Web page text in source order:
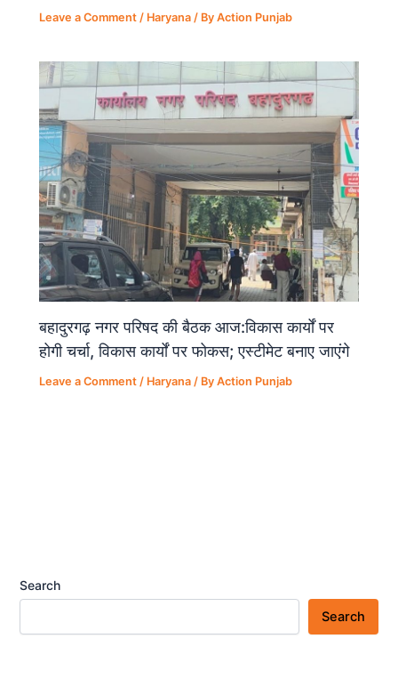
Leave a Comment / Haryana / ByAction Punjab
बहादुरगढ़ नगर परिषद की बैठक आज:विकास कार्यों पर
होगी चर्चा, विकास कार्यों पर फोकस; एस्टीमेट बनाए जाएंगे
Leave a Comment / Haryana / ByAction Punjab
Search
Search